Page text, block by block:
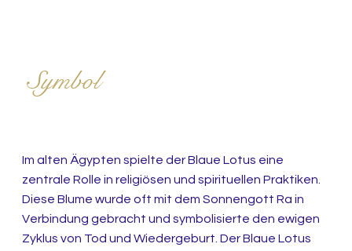
Symbol
Im alten Ägypten spielte der Blaue Lotus eine
zentrale Rolle in religiösen und spirituellen Praktiken.
Diese Blume wurde oft mit dem Sonnengott Ra in
Verbindung gebracht und symbolisierte den ewigen
Zyklus von Tod und Wiedergeburt. Der Blaue Lotus